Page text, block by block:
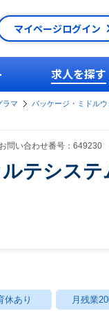
マイページログイン
求人を探す
ラマ
パッケージ・ミドル
お問い合わせ番号：649230
テシステ
休あり 月残業